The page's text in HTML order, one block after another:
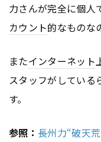
力さんが完全に個人
カウント的なものな
またインターネット
スタッフがしている
す。
参照： 長州力“破天